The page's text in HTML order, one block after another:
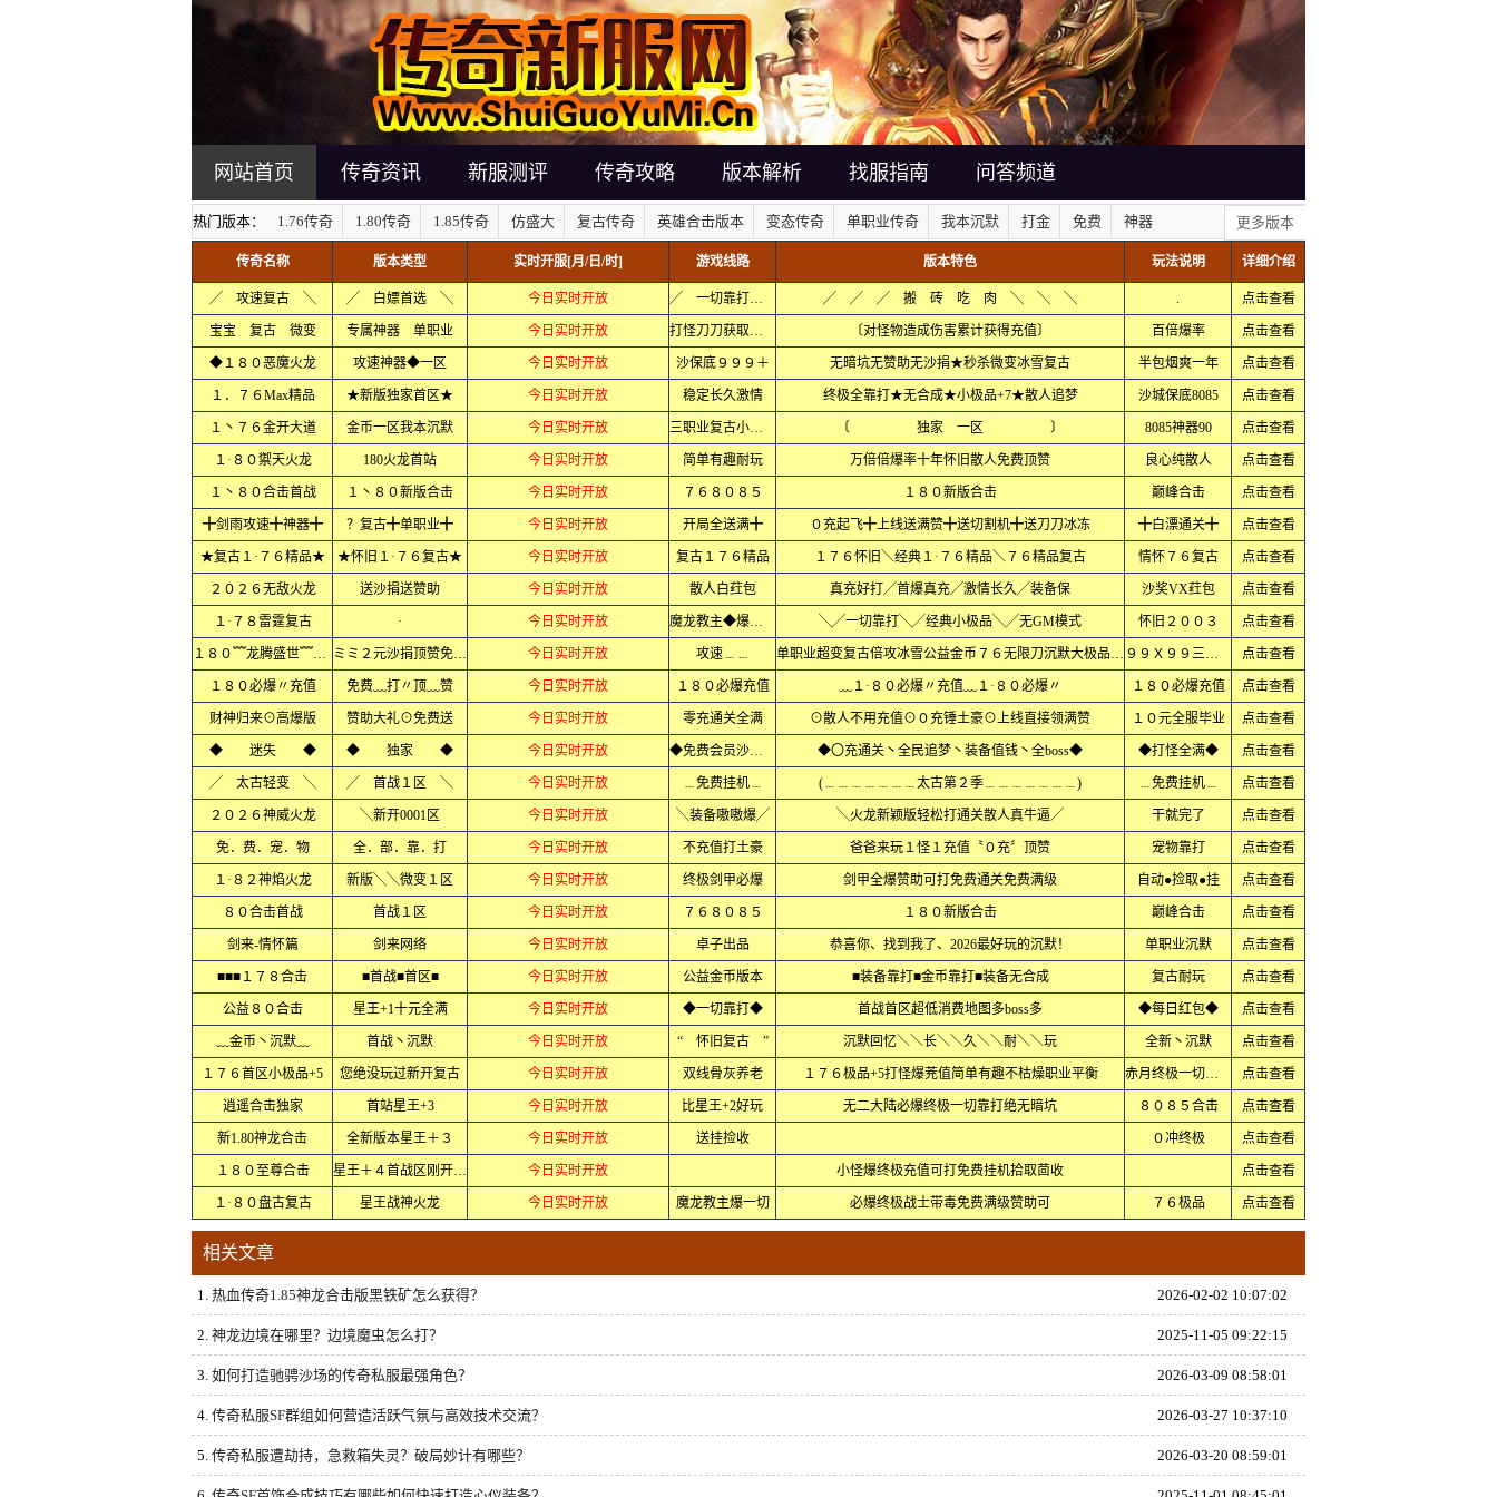
网站首页 传奇资讯 新服测评 传奇攻略 版本解析 找服指南 问答频道
热门版本： 1.76传奇 1.80传奇 1.85传奇 仿盛大 复古传奇 英雄合击版本 变态传奇 单职业传奇 我本沉默 打金 免费 神器 更多版本
传奇名称 版本类型 实时开服[月/日/时] 游戏线路 版本特色 玩法说明 详细介绍
╱ 攻速复古 ╲ ╱ 白嫖首选 ╲ 今日实时开放 ╱ 一切靠打 ╲ ╱ ╱ ╱ 搬 砖 吃 肉 ╲ ╲ ╲ . 点击查看
宝宝 复古 微变 专属神器 单职业 今日实时开放 打怪刀刀获取充值 〔对怪物造成伤害累计获得充值〕 百倍爆率 点击查看
◆１８０恶魔火龙 攻速神器◆一区 今日实时开放 沙保底９９９＋ 无暗坑无赞助无沙捐★秒杀微变冰雪复古 半包烟爽一年 点击查看
１．７６Max精品 ★新版独家首区★ 今日实时开放 稳定长久激情 终极全靠打★无合成★小极品+7★散人追梦 沙城保底8085 点击查看
１丶７６金开大道 金币一区我本沉默 今日实时开放 三职业复古小极品 〔 独家 一区 〕 8085神器90 点击查看
１·８０禦天火龙 180火龙首站 今日实时开放 简单有趣耐玩 万倍倍爆率十年怀旧散人免费顶赞 良心纯散人 点击查看
１丶８０合击首战 １丶８０新版合击 今日实时开放 ７６８０８５ １８０新版合击 巅峰合击 点击查看
╋剑雨攻速╋神器╋ ？复古╋单职业╋ 今日实时开放 开局全送满╋ ０充起飞╋上线送满赞╋送切割机╋送刀刀冰冻 ╋白漂通关╋ 点击查看
★复古１·７６精品★ ★怀旧１·７６复古★ 今日实时开放 复古１７６精品 １７６怀旧＼经典１·７６精品＼７６精品复古 情怀７６复古 点击查看
２０２６无敌火龙 送沙捐送赞助 今日实时开放 散人白荭包 真充好打╱首爆真充╱激情长久╱装备保 沙奖VX荭包 点击查看
１·７８雷霆复古 · 今日实时开放 魔龙教主◆爆一切 ╲╱一切靠打╲╱经典小极品╲╱无GM模式 怀旧２００３ 点击查看
１８０﹌龙腾盛世﹌火龙﹌ ミミ２元沙捐顶赞免费ミミ 今日实时开放 攻速﹍﹍ 单职业超变复古倍攻冰雪公益金币７６无限刀沉默大极品小极品火龙 ９９Ｘ９９三职业Ｘ 点击查看
１８０必爆〃充值 免费﹏打〃顶﹏赞 今日实时开放 １８０必爆充值 ﹏１·８０必爆〃充值﹏１·８０必爆〃 １８０必爆充值 点击查看
财神归来⊙高爆版 赞助大礼⊙免费送 今日实时开放 零充通关全满 ⊙散人不用充值⊙０充锤土豪⊙上线直接领满赞 １０元全服毕业 点击查看
◆ 迷失 ◆ ◆ 独家 ◆ 今日实时开放 ◆免费会员沙捐◆ ◆〇充通关丶全民追梦丶装备值钱丶全boss◆ ◆打怪全满◆ 点击查看
╱ 太古轻变 ╲ ╱ 首战１区 ╲ 今日实时开放 ﹍免费挂机﹍ (﹍﹍﹍﹍﹍﹍﹍太古第２季﹍﹍﹍﹍﹍﹍﹍) ﹍免费挂机﹍ 点击查看
２０２６神威火龙 ╲新开0001区 今日实时开放 ╲装备嗷嗷爆╱ ╲火龙新颖版轻松打通关散人真牛逼╱ 干就完了 点击查看
免．费．宠．物 全．部．靠．打 今日实时开放 不充值打土豪 爸爸来玩１怪１充值〝０充〞顶赞 宠物靠打 点击查看
１·８２神焰火龙 新版╲╲微变１区 今日实时开放 终极剑甲必爆 剑甲全爆赞助可打免费通关免费满级 自动●捡取●挂 点击查看
８０合击首战 首战１区 今日实时开放 ７６８０８５ １８０新版合击 巅峰合击 点击查看
剑来-情怀篇 剑来网络 今日实时开放 卓子出品 恭喜你、找到我了、2026最好玩的沉默！ 单职业沉默 点击查看
■■■１７８合击 ■首战■首区■ 今日实时开放 公益金币版本 ■装备靠打■金币靠打■装备无合成 复古耐玩 点击查看
公益８０合击 星王+1十元全满 今日实时开放 ◆一切靠打◆ 首战首区超低消费地图多boss多 ◆每日红包◆ 点击查看
﹏金币丶沉默﹏ 首战丶沉默 今日实时开放 “ 怀旧复古 ” 沉默回忆＼＼长＼＼久＼＼耐＼＼玩 全新丶沉默 点击查看
１７６首区小极品+5 您绝没玩过新开复古 今日实时开放 双线骨灰养老 １７６极品+5打怪爆茺值简单有趣不枯燥职业平衡 赤月终极一切靠打 点击查看
逍遥合击独家 首站星王+3 今日实时开放 比星王+2好玩 无二大陆必爆终极一切靠打绝无暗坑 ８０８５合击 点击查看
新1.80神龙合击 全新版本星王＋３ 今日实时开放 送挂捡收 ０冲终极 点击查看
１８０至尊合击 星王＋４首战区刚开１秒 今日实时开放 小怪爆终极充值可打免费挂机拾取茴收 点击查看
１·８０盘古复古 星王战神火龙 今日实时开放 魔龙教主爆一切 必爆终极战士带毒免费满级赞助可 ７６极品 点击查看
相关文章
1. 热血传奇1.85神龙合击版黑铁矿怎么获得？ 2026-02-02 10:07:02
2. 神龙边境在哪里？边境魔虫怎么打？ 2025-11-05 09:22:15
3. 如何打造驰骋沙场的传奇私服最强角色？ 2026-03-09 08:58:01
4. 传奇私服SF群组如何营造活跃气氛与高效技术交流？ 2026-03-27 10:37:10
5. 传奇私服遭劫持，急救箱失灵？破局妙计有哪些？ 2026-03-20 08:59:01